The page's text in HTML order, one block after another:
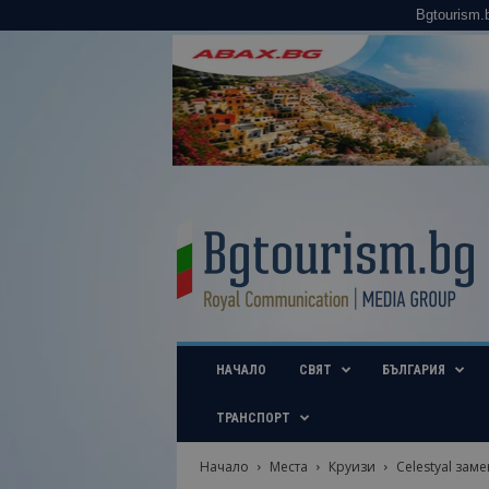
u
i
b
НАЧАЛО СВЯТ БЪЛГАРИЯ
ТРАНСПОРТ
Начало Места Круизи
Celestyal